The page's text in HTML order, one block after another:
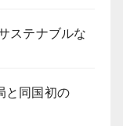
ステナブルな
と同国初の